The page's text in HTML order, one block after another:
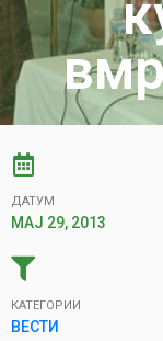
ДАТУМ
МАЈ 29, 2013
КАТЕГОРИИ
ВЕСТИ